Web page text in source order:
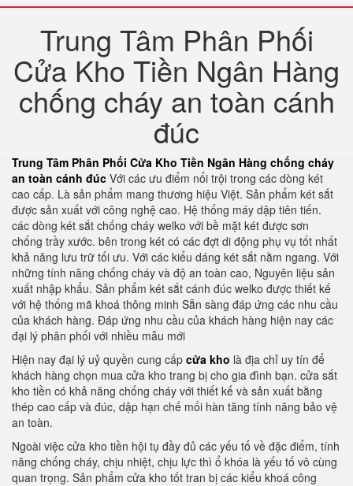
Trung Tâm Phân Phối
Cửa Kho Tiền Ngân Hàng
chống cháy an toàn cánh
đúc
Trung Tâm Phân Phối Cửa Kho Tiền Ngân Hàng chống cháy
an toàn cánh đúc Với các ưu điểm nổi trội trong các dòng két
cao cấp. Là sản phẩm mang thương hiệu Việt. Sản phẩm két sắt
được sản xuất với công nghệ cao. Hệ thống máy dập tiên tiến.
các dòng két sắt chống cháy welko với bề mặt két được sơn
chống trầy xước. bên trong két có các đợt di động phụ vụ tốt nhất
khả năng lưu trữ tối ưu. Với các kiểu dáng két sắt nằm ngang. Với
những tính năng chống cháy và độ an toàn cao, Nguyên liệu sản
xuất nhập khẩu. Sản phẩm két sắt cánh đúc welko được thiết kế
với hệ thống mã khoá thông minh Sẵn sàng đáp ứng các nhu cầu
của khách hàng. Đáp ứng nhu cầu của khách hàng hiện nay các
đại lý phân phối với nhiều mẫu mới
Hiện nay đại lý uỷ quyền cung cấp cửa kho là địa chỉ uy tín để
khách hàng chọn mua cửa kho trang bị cho gia đình bạn. cửa sắt
kho tiền có khả năng chống cháy với thiết kế và sản xuất bằng
thép cao cấp và đúc, dập hạn chế mối hàn tăng tính năng bảo vệ
an toàn.
Ngoài việc cửa kho tiền hội tụ đầy đủ các yếu tố về đặc điểm, tính
năng chống cháy, chịu nhiệt, chịu lực thì ổ khóa là yếu tố vô cùng
quan trọng. Sản phẩm cửa kho tốt tran bị các kiểu khoá công